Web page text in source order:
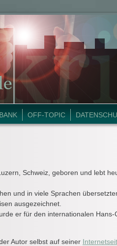
OFF-TOPIC
Schweiz, geboren und lebt
und in viele Sprachen
ausgezeichnet.
er für den internationalen
Autor selbst auf seiner